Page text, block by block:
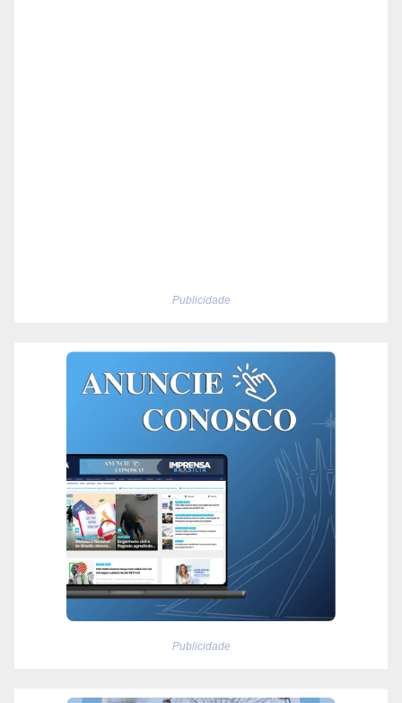
Publicidade
Publicidade